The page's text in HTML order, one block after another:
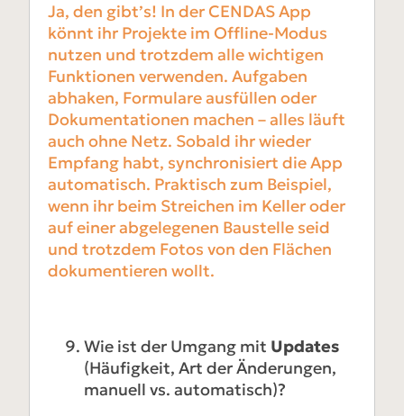
Ja, den gibt’s! In der CENDAS App
könnt ihr Projekte im Offline-Modus
nutzen und trotzdem alle wichtigen
Funktionen verwenden. Aufgaben
abhaken, Formulare ausfüllen oder
Dokumentationen machen – alles läuft
auch ohne Netz. Sobald ihr wieder
Empfang habt, synchronisiert die App
automatisch. Praktisch zum Beispiel,
wenn ihr beim Streichen im Keller oder
auf einer abgelegenen Baustelle seid
und trotzdem Fotos von den Flächen
dokumentieren wollt.
Wie ist der Umgang mit Updates
(Häufigkeit, Art der Änderungen,
manuell vs. automatisch)?